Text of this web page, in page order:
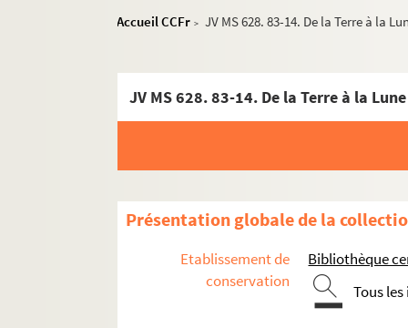
Accueil CCFr > JV MS 628. 83-14. De la Terre à la
JV MS 628. 83-14. De la Terre à la
Présentation globale de la
Etablissement de
conservation
Bibliothèque
Tous